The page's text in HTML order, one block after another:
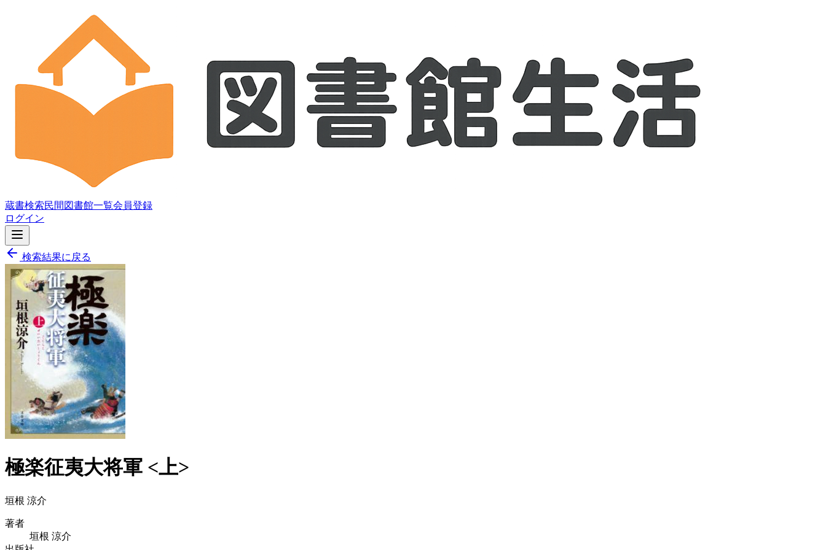
蔵書検索民間図書館一覧会員登録
ログイン
検索結果に戻る
極楽征夷大将軍 <上>
垣根 涼介
著者
垣根 涼介